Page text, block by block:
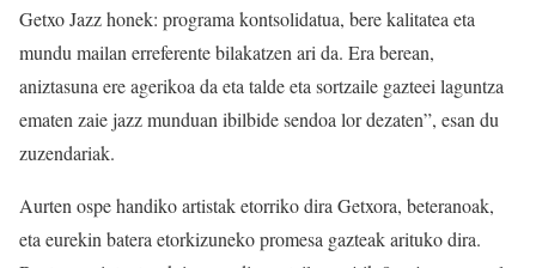
Getxo Jazz honek: programa kontsolidatua, bere kalitatea eta
mundu mailan erreferente bilakatzen ari da. Era berean,
aniztasuna ere agerikoa da eta talde eta sortzaile gazteei laguntza
ematen zaie jazz munduan ibilbide sendoa lor dezaten”, esan du
zuzendariak.
Aurten ospe handiko artistak etorriko dira Getxora, beteranoak,
eta eurekin batera etorkizuneko promesa gazteak arituko dira.